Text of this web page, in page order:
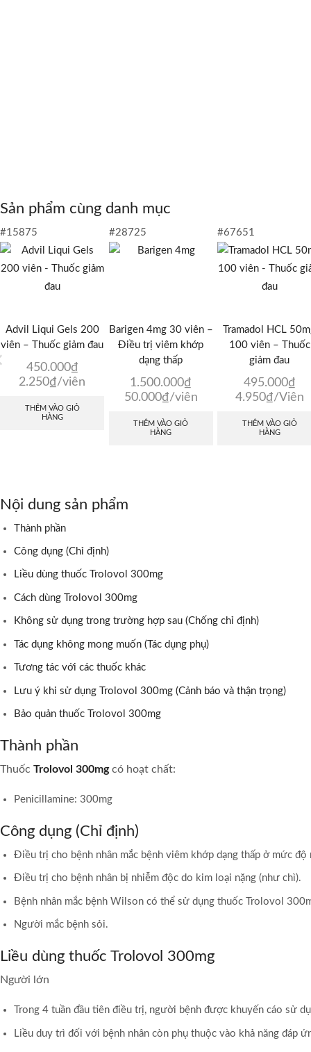
Sản phẩm cùng danh mục
#15875
Advil Liqui Gels 200
viên – Thuốc giảm đau
450.000₫
2.250₫/viên
THÊM VÀO GIỎ
HÀNG
#28725
Barigen 4mg 30 viên –
Điều trị viêm khớp
dạng thấp
1.500.000₫
50.000₫/viên
THÊM VÀO GIỎ
HÀNG
#67651
Tramadol HCL
100 viên – Thuốc
giảm đau
495.000₫
4.950₫/Viên
THÊM VÀO GIỎ
HÀNG
Nội dung sản phẩm
Thành phần
Công dụng (Chỉ định)
Liều dùng thuốc Trolovol 300mg
Cách dùng Trolovol 300mg
Không sử dụng trong trường hợp sau (Chống chỉ định)
Tác dụng không mong muốn (Tác dụng phụ)
Tương tác với các thuốc khác
Lưu ý khi sử dụng Trolovol 300mg (Cảnh báo và thận trọng)
Bảo quản thuốc Trolovol 300mg
Thành phần
Thuốc Trolovol 300mgcó hoạt chất:
Penicillamine: 300mg
Công dụng (Chỉ định)
Điều trị cho bệnh nhân mắc bệnh viêm khớp dạng thấp ở mức độ
Điều trị cho bệnh nhân bị nhiễm độc do kim loại nặng (như chì).
Bệnh nhân mắc bệnh Wilson có thể sử dụng thuốc Trolovol
Người mắc bệnh sỏi.
Liều dùng thuốc Trolovol 300mg
Người lớn
Trong 4 tuần đầu tiên điều trị, người bệnh được khuyến cáo sử
Liều duy trì đối với bệnh nhân còn phụ thuộc vào khả năng đáp